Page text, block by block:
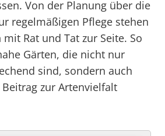
Von der Planung über die
regelmäßigen Pflege stehen
Rat und Tat zur Seite. So
Gärten, die nicht nur
sind, sondern auch
zur Artenvielfalt